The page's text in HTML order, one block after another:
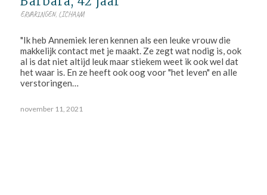
ERVARINGEN, LICHAAM
"Ik heb Annemiek leren kennen als een leuke vrouw die
makkelijk contact met je maakt. Ze zegt wat nodig is, ook
al is dat niet altijd leuk maar stiekem weet ik ook wel dat
het waar is. En ze heeft ook oog voor "het leven" en alle
verstoringen…
november 11, 2021